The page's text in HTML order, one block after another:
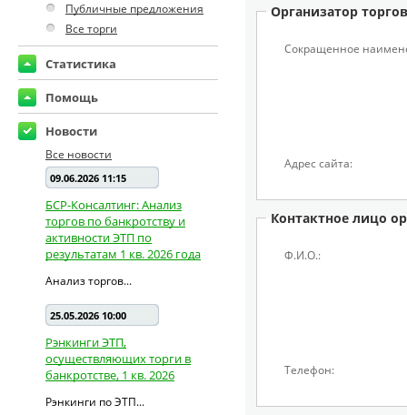
Публичные предложения
Все торги
Статистика
Помощь
Новости
Все новости
09.06.2026 11:15
БСР-Консалтинг: Анализ
торгов по банкротству и
активности ЭТП по
результатам 1 кв. 2026 года
Анализ торгов...
25.05.2026 10:00
Рэнкинги ЭТП,
осуществляющих торги в
банкротстве, 1 кв. 2026
Рэнкинги по ЭТП...
Организатор торгов
Сокращенное
Адрес сайта:
Контактное лицо
Ф.И.О.:
Телефон: